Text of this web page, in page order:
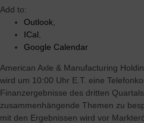
Überlegene Gewinnmarge und
durch das Betriebssystem von
vertikalen Integration
Hochinnovative und skalierbare
mehrere Regionen, Kunden
Add to:
Outlook
ICal
Google Calendar
American Axle & Manufacturing
wird um 10:00 Uhr E.T. eine
Finanzergebnisse des dritten
zusammenhängende Themen zu
mit den Ergebnissen wird vor